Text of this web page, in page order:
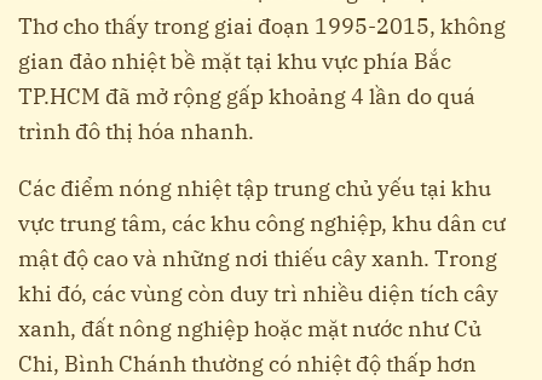
Thơ cho thấy trong giai đoạn 1995-2015, không
gian đảo nhiệt bề mặt tại khu vực phía Bắc
TP.HCM đã mở rộng gấp khoảng 4 lần do quá
trình đô thị hóa nhanh.
Các điểm nóng nhiệt tập trung chủ yếu tại khu
vực trung tâm, các khu công nghiệp, khu dân cư
mật độ cao và những nơi thiếu cây xanh. Trong
khi đó, các vùng còn duy trì nhiều diện tích cây
xanh, đất nông nghiệp hoặc mặt nước như Củ
Chi, Bình Chánh thường có nhiệt độ thấp hơn